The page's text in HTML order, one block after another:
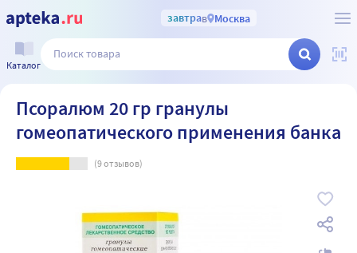
завтрав Москва
Каталог
Псоралюм 20 гр гранулы
гомеопатического применения банка
(9отзывов)